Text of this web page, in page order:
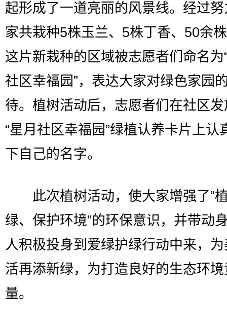
起形成了一道亮丽的风景线。经过
家共栽种5株玉兰、5株丁香、50余
这片新栽种的区域被志愿者们命名为
社区幸福园”，表达大家对绿色家园
待。植树活动后，志愿者们在社区
“星月社区幸福园”绿植认养卡片上认
下自己的名字。
此次植树活动，使大家增强了“
绿、保护环境”的环保意识，并带动
人积极投身到爱绿护绿行动中来，
活再添新绿，为打造良好的生态环
量。